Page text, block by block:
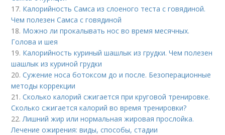
17. Калорийность Самса из слоеного теста с говядиной.
Чем полезен Самса с говядиной
18. Можно ли прокалывать нос во время месячных.
Голова и шея
19. Калорийность куриный шашлык из грудки. Чем полезен
шашлык из куриной грудки
20.Сужение носа ботоксом до и после. Безоперационные
методы коррекции
21.Сколько калорий сжигается при круговой тренировке.
Сколько сжигается калорий во время тренировки?
22.Лишний жир или нормальная жировая прослойка.
Лечение ожирения: виды, способы, стадии